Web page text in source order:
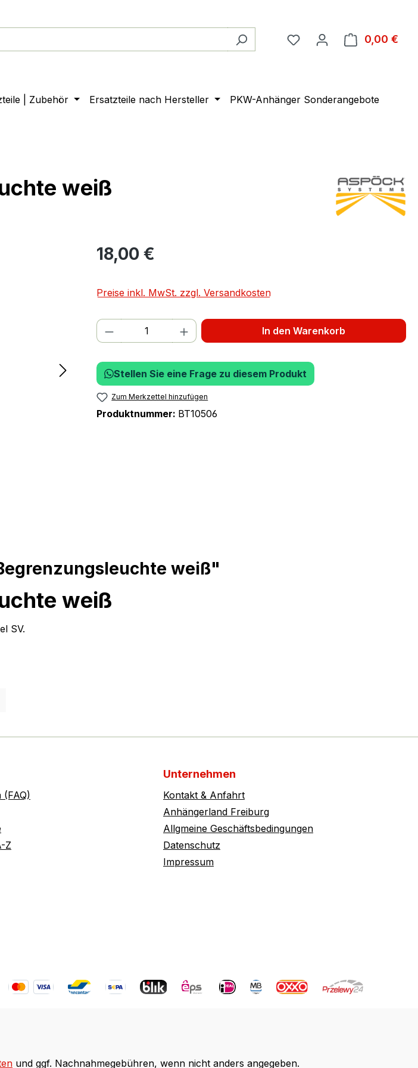
0,00 €
| Zubehör Ersatzteile nach Hersteller
PKW-Anhänger Sonderangebote
weiß
18,00 €
Preise inkl. MwSt. zzgl. Versandkosten
Produkt Anzahl: Gib den gewünschten Wert
In den Warenkorb
Stellen Sie eine Frage zu diesem Produkt
Zum Merkzettel hinzufügen
Produktnummer: BT10506
weiß"
weiß
SV.
(FAQ)
Z
Unternehmen
Kontakt & Anfahrt
Anhängerland Freiburg
Allgmeine Geschäftsbedingungen
Datenschutz
Impressum
und ggf. Nachnahmegebühren, wenn nicht anders angegeben.